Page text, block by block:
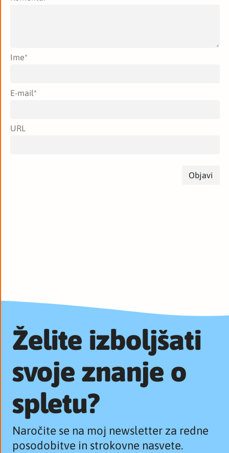
Ime*
E-mail*
URL
Želite izboljšati
svoje znanje o
spletu?
Naročite se na moj newsletter za redne
posodobitve in strokovne nasvete.